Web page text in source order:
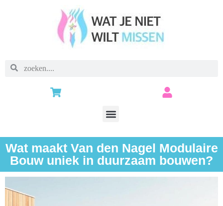
Wat maakt Van den Nagel Modulaire
Bouw uniek in duurzaam bouwen?